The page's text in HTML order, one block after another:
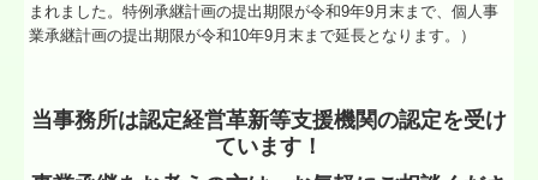
まれました。特例承継計画の提出期限が令和9年9月末まで、個人事
業承継計画の提出期限が令和10年9月末まで延長となります。）
当事務所は認定経営革新等支援機関の認定を受け
ています！